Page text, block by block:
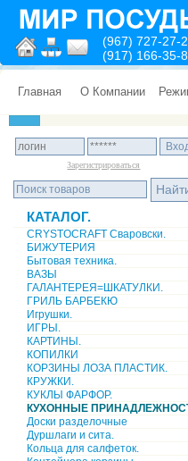
(967) 727-27-
(917) 166-35-
Главная О Компании
Зарегистрироваться
КАТАЛОГ.
CRYSTOCRAFT Сваровски.
БИЖУТЕРИЯ
Бытовая техника.
ВАЗЫ
ГАЛАНТЕРЕЯ=ШКАТУЛКИ.
ГРИЛЬ БАРБЕКЮ
Игрушки.
ИГРЫ.
КАРТИНЫ.
КОПИЛКИ
КОРЗИНЫ ЛОЗА ПЛАСТИК.
КРУЖКИ.
КУКЛЫ ФАРФОР.
КУХОННЫЕ
Доски разделочные
Дуршлаги и сита.
Кольца для салфеток.